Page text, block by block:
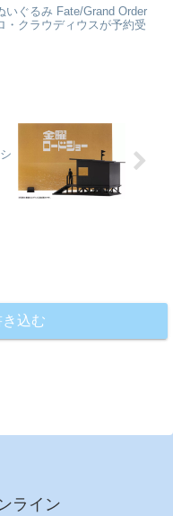
いぐるみ Fate/Grand Order
・クラウディウスが予約受
込む
ライン